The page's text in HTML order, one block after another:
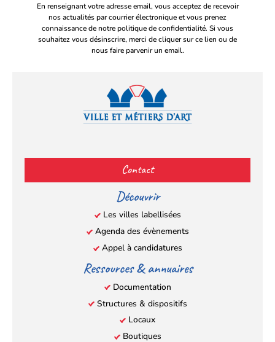
En renseignant votre adresse email, vous acceptez de recevoir
nos actualités par courrier électronique et vous prenez
connaissance de notre politique de confidentialité. Si vous
souhaitez vous désinscrire, merci de cliquer sur ce lien ou de
nous faire parvenir un email.
(s’ouvre
dans
un
nouvel
onglet)
(s’ouvre
dans
un
nouvel
onglet)
(s’ouvre
dans
un
nouvel
onglet)
(s’ouvre
un
nouvel
onglet)
Contact
Découvrir
Les villes labellisées
Agenda des évènements
Appel à candidatures
Ressources & annuaires
Documentation
Structures & dispositifs
Locaux
Boutiques